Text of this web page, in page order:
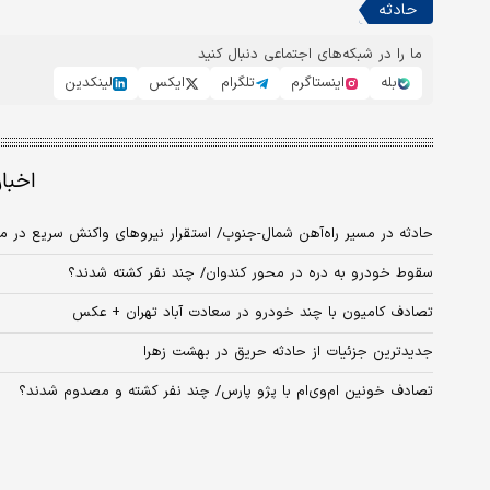
حادثه
ما را در شبکه‌های اجتماعی دنبال کنید
بله
اینستاگرم تلگرام ایکس لینکدین
حادثه در مسیر راه‌آهن شمال-جنوب/ استقرار نیروهای واکنش سریع در
سقوط خودرو به دره در محور کندوان/ چند نفر کشته شدند؟
تصادف کامیون با چند خودرو در سعادت آباد تهران + عکس
جدیدترین جزئیات از حادثه حریق در بهشت زهرا
تصادف خونین ام‌وی‌ام با پژو پارس/ چند نفر کشته و مصدوم شدند؟